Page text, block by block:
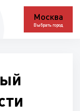
Москва
Выбрать город